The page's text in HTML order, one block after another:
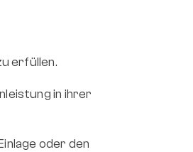
erfüllen.
in ihrer
oder den